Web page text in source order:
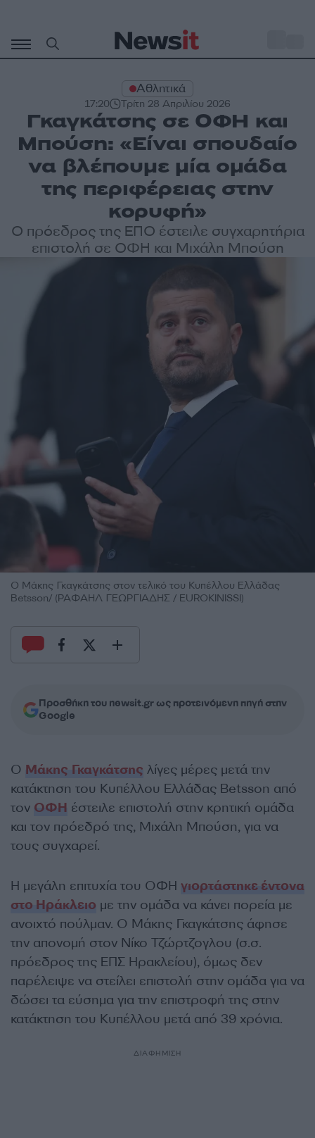
περιεχόμενο
Αθλητικά
17:20 Τρίτη 28 Απριλίου 2026
Γκαγκάτσης σε ΟΦΗ και
Μπούση: «Είναι σπουδαίο
να βλέπουμε μία ομάδα
της περιφέρειας στην
κορυφή»
Ο πρόεδρος της ΕΠΟ έστειλε συγχαρητήρια
επιστολή σε ΟΦΗ και Μιχάλη Μπούση
Ο Μάκης Γκαγκάτσης στον τελικό του Κυπέλλου Ελλάδας
Betsson/ (ΡΑΦΑΗΛ ΓΕΩΡΓΙΑΔΗΣ / EUROKINISSI)
Προσθήκη του newsit.gr ως προτεινόμενη πηγή στην
Google
Ο Μάκης Γκαγκάτσης λίγες μέρες μετά την
κατάκτηση του Κυπέλλου Ελλάδας Betsson από
τον ΟΦΗ έστειλε επιστολή στην κρητική ομάδα
και τον πρόεδρό της, Μιχάλη Μπούση, για να
τους συγχαρεί.
Η μεγάλη επιτυχία του ΟΦΗ γιορτάστηκε έντονα
στο Ηράκλειο με την ομάδα να κάνει πορεία με
ανοιχτό πούλμαν. Ο Μάκης Γκαγκάτσης άφησε
την απονομή στον Νίκο Τζώρτζογλου (σ.σ.
πρόεδρος της ΕΠΣ Ηρακλείου), όμως δεν
παρέλειψε να στείλει επιστολή στην ομάδα για να
δώσει τα εύσημα για την επιστροφή της στην
κατάκτηση του Κυπέλλου μετά από 39 χρόνια.
ΔΙΑΦΗΜΙΣΗ